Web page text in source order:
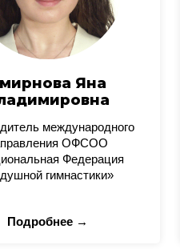
Яна
международного
ОФСОО
Федерация
гимнастики»
Подробнее →